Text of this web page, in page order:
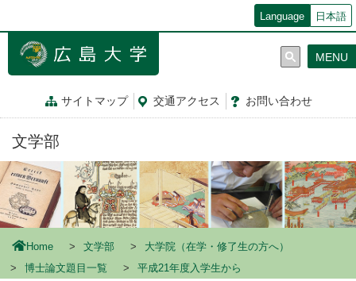
ン
動
Language 日本語
サイトマップ 交通アクセス お問い合わせ
MENU
文学部
Home 文学部
大学院（在学・修了生の方へ）
博士論文題目一覧
平成21年度入学生から